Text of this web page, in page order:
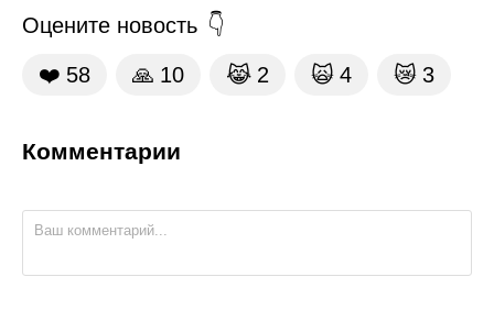
Оцените новость
❤️ 58 🙏 10 😹 2 🙀 4 😿 3
Комментарии